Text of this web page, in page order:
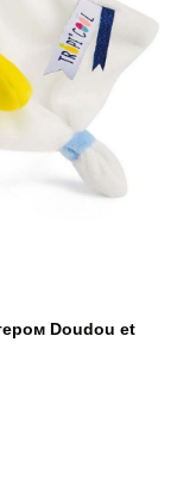
Doudou et